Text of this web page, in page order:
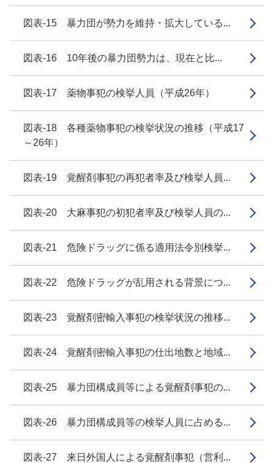
図表-15 暴力団が勢力を維持・拡大している...
図表-16 10年後の暴力団勢力は、現在と比...
図表-17 薬物事犯の検挙人員（平成26年）
図表-18 各種薬物事犯の検挙状況の推移（平成17
～26年）
図表-19 覚醒剤事犯の再犯者率及び検挙人員...
図表-20 大麻事犯の初犯者率及び検挙人員の...
図表-21 危険ドラッグに係る適用法令別検挙...
図表-22 危険ドラッグが乱用される背景につ...
図表-23 覚醒剤密輸入事犯の検挙状況の推移...
図表-24 覚醒剤密輸入事犯の仕出地数と地域...
図表-25 暴力団構成員等による覚醒剤事犯の...
図表-26 暴力団構成員等の検挙人員に占める...
図表-27 来日外国人による覚醒剤事犯（営利...